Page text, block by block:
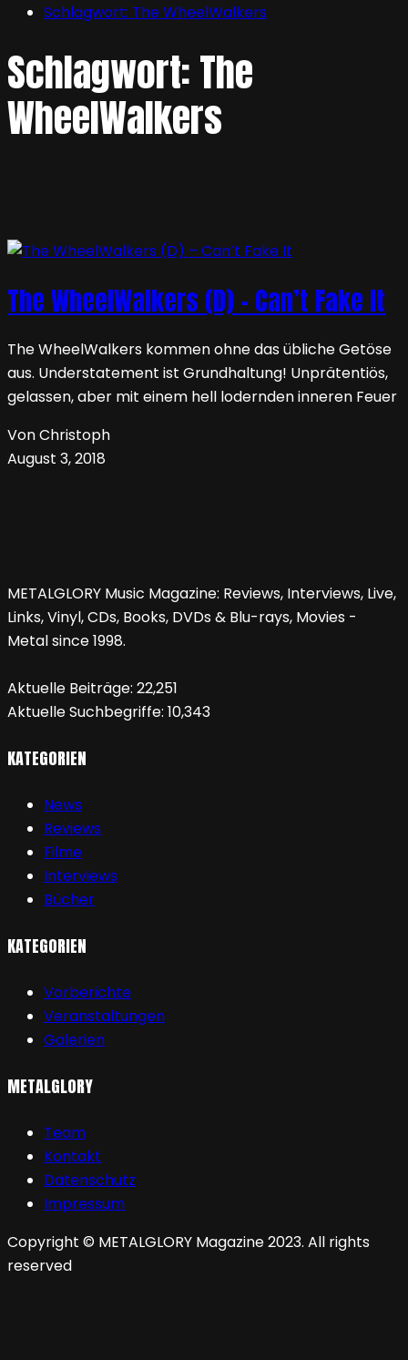
Schlagwort: The WheelWalkers
Schlagwort:The
WheelWalkers
The WheelWalkers (D) – Can’t Fake It
The WheelWalkers kommen ohne das übliche Getöse
aus. Understatement ist Grundhaltung! Unprätentiös,
gelassen, aber mit einem hell lodernden inneren Feuer
Von Christoph
August 3, 2018
METALGLORY Music Magazine: Reviews, Interviews, Live,
Links, Vinyl, CDs, Books, DVDs & Blu-rays, Movies -
Metal since 1998.
Aktuelle Beiträge: 22,251
Aktuelle Suchbegriffe: 10,343
KATEGORIEN
News
Reviews
Filme
Interviews
Bücher
KATEGORIEN
Vorberichte
Veranstaltungen
Galerien
METALGLORY
Team
Kontakt
Datenschutz
Impressum
Copyright © METALGLORY Magazine 2023. All rights
reserved